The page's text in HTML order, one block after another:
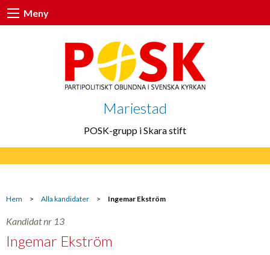
Meny
Mariestad
POSK-grupp i Skara stift
Hem > Alla kandidater > Ingemar Ekström
Kandidat nr 13
Ingemar Ekström